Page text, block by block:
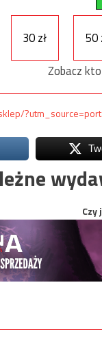
30 zł 50
Zobacz
Czy